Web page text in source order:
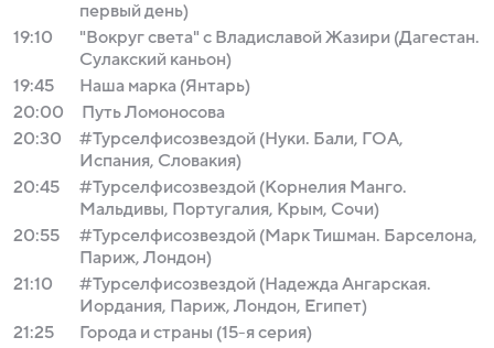
первый день)
19:10
"Вокруг света" с Владиславой Жазири (Дагестан.
Сулакский каньон)
19:45
Наша марка (Янтарь)
20:00
Путь Ломоносова
20:30
#Турселфисозвездой (Нуки. Бали, ГОА,
Испания, Словакия)
20:45
#Турселфисозвездой (Корнелия Манго.
Мальдивы, Португалия, Крым, Сочи)
20:55
#Турселфисозвездой (Марк Тишман. Барселона,
Париж, Лондон)
21:10
#Турселфисозвездой (Надежда Ангарская.
Иордания, Париж, Лондон, Египет)
21:25
Города и страны (15-я серия)